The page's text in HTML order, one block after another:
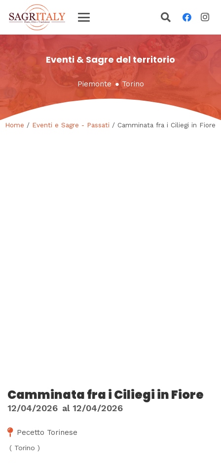
Eventi & Sagre del territorio
Piemonte ● Torino
Home / Eventi e Sagre - Passati / Camminata fra i Ciliegi in Fiore
Camminata fra i Ciliegi in Fiore
12/04/2026 al 12/04/2026
Pecetto Torinese
( Torino )